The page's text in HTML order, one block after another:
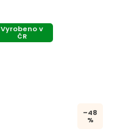
Vyrobeno v
ČR
–48
%